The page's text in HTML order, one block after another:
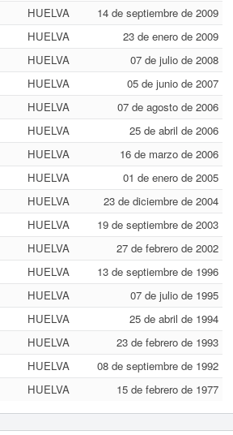
HUELVA
14 de septiembre de 2009
HUELVA
23 de enero de 2009
HUELVA
07 de julio de 2008
HUELVA
05 de junio de 2007
HUELVA
07 de agosto de 2006
HUELVA
25 de abril de 2006
HUELVA
16 de marzo de 2006
HUELVA
01 de enero de 2005
HUELVA
23 de diciembre de 2004
HUELVA
19 de septiembre de 2003
HUELVA
27 de febrero de 2002
HUELVA
13 de septiembre de 1996
HUELVA
07 de julio de 1995
HUELVA
25 de abril de 1994
HUELVA
23 de febrero de 1993
HUELVA
08 de septiembre de 1992
HUELVA 15 de febrero de 1977